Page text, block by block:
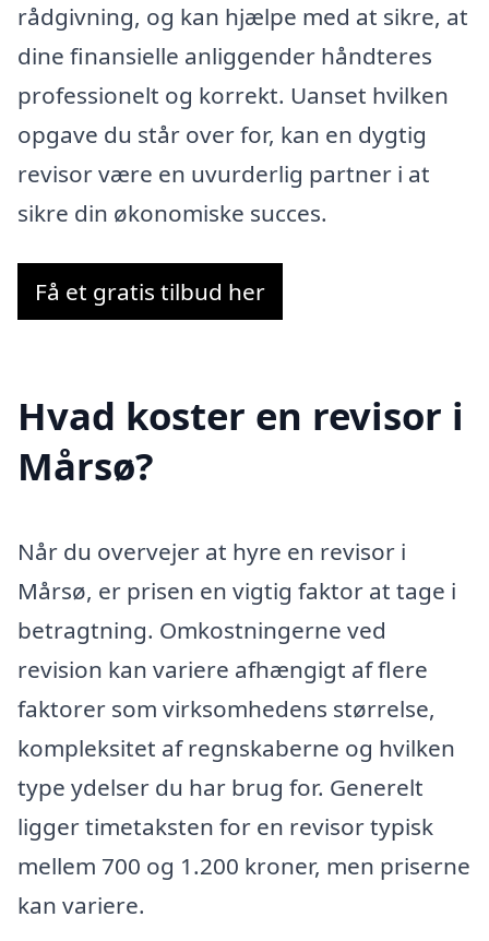
rådgivning, og kan hjælpe med at sikre, at
dine finansielle anliggender håndteres
professionelt og korrekt. Uanset hvilken
opgave du står over for, kan en dygtig
revisor være en uvurderlig partner i at
sikre din økonomiske succes.
Få et gratis tilbud her
Hvad koster en revisor i
Mårsø?
Når du overvejer at hyre en revisor i
Mårsø, er prisen en vigtig faktor at tage i
betragtning. Omkostningerne ved
revision kan variere afhængigt af flere
faktorer som virksomhedens størrelse,
kompleksitet af regnskaberne og hvilken
type ydelser du har brug for. Generelt
ligger timetaksten for en revisor typisk
mellem 700 og 1.200 kroner, men priserne
kan variere.